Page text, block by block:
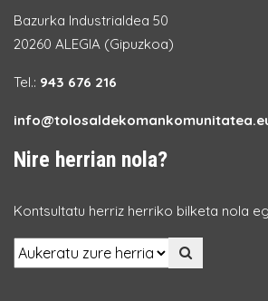
Bazurka Industrialdea 50
20260 ALEGIA (Gipuzkoa)
Tel.: 943 676 216
Nire herrian nola?
Kontsultatu herriz herriko bilketa nola